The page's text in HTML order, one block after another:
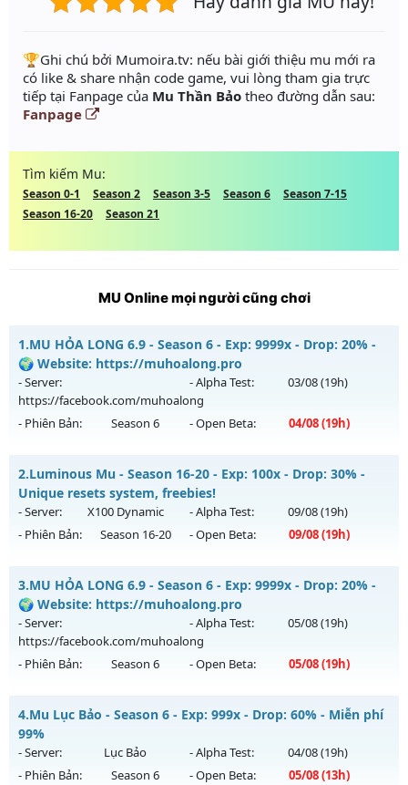
️🏆Ghi chú bởi Mumoira.tv: nếu bài giới thiệu mu mới ra
có like & share nhận code game, vui lòng tham gia trực
tiếp tại Fanpage của Mu Thần Bảo theo đường dẫn sau:
Fanpage
Tìm kiếm Mu:
Season 0-1 Season 2 Season 3-5 Season 6
Season 7-15
Season 16-20
Season 21
MU Online mọi người cũng chơi
1.MU HỎA LONG 6.9 - Season 6 - Exp: 9999x - Drop: 20% -
🌍 Website: https://muhoalong.pro
- Server:
https://facebook.com/muhoalong
- Alpha Test: 03/08(19h)
- Phiên Bản: Season 6 - Open Beta: 04/08(19h)
MU HỎA LONG 6.9 - 🌍 Website: https://muhoalong.pro
Mu mới ra tháng 08 2026 - Mở máy chủ
https://facebook.com/muhoalongvào 19h ngày
04/08/2626
Kiểu reset: Non Reset
Thể loại: Mu Nguyên bản Webzen
Antihack: XShield
2.Luminous Mu - Season 16-20 - Exp: 100x - Drop: 30% -
Unique resets system, freebies!
- Server: X100 Dynamic - Alpha Test: 09/08(19h)
- Phiên Bản:
Season 16-20 - Open Beta: 09/08(19h)
Luminous Mu - Unique resets system, freebies!
Mu mới ra tháng 08 2026 - Mở máy chủ
19h ngày 09/08/2626
Exp: 100x - Drop: 30%
Antihack: Yes
3.MU HỎA LONG 6.9 - Season 6 - Exp: 9999x - Drop: 20% -
🌍 Website: https://muhoalong.pro
- Server:
https://facebook.com/muhoalong
- Alpha Test: 05/08(19h)
- Phiên Bản: Season 6 - Open Beta: 05/08(19h)
MU HỎA LONG 6.9 - 🌍 Website: https://muhoalong.pro
Mu mới ra tháng 08 2026 - Mở máy chủ
https://facebook.com/muhoalongvào 19h ngày
05/08/2626
4.Mu Lục Bảo - Season 6 - Exp: 999x - Drop: 60% - Miễn phí
99%
- Server: Lục Bảo - Alpha Test: 04/08(19h)
- Phiên Bản:
Season 6 - Open Beta: 05/08(13h)